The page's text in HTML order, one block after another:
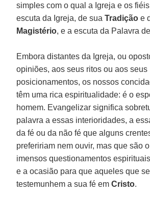
simples com o qual a Igreja e os
escuta da Igreja, de suaTradiçãoe
Magistério, e a escuta da Palavra
Embora distantes da Igreja, ou
opiniões, aos seus ritos ou aos seus
posicionamentos, os nossos
têm uma rica espiritualidade: é o
homem. Evangelizar significa
palavra a essas interioridades, a
da fé ou da não fé que alguns
prefeririam nem ouvir, mas que são
imensos questionamentos
e a ocasião para que aqueles que
testemunhem a sua fé emCristo.